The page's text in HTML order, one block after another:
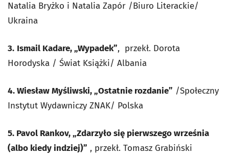
Natalia Bryżko i Natalia Zapór /Biuro Literackie/
Ukraina
3. Ismail Kadare, „Wypadek”, przekł. Dorota
Horodyska / Świat Książki/ Albania
4. Wiesław Myśliwski, „Ostatnie rozdanie” /Społeczny
Instytut Wydawniczy ZNAK/ Polska
5. Pavol Rankov, „Zdarzyło się pierwszego września
(albo kiedy indziej)” , przekł. Tomasz Grabiński